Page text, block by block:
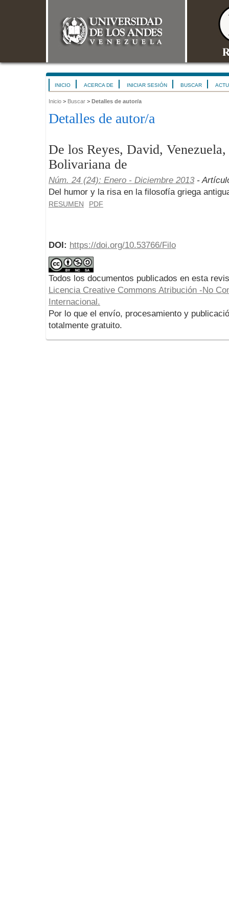
INICIO ACERCA DE INICIAR SESIÓN BUSCAR
Inicio > Buscar > Detalles de autor/a
Detalles de autor/a
De los Reyes, David,
Bolivariana de
Núm. 24 (24): Enero - Diciembre 2013-
Del humor y la risa en la filosofía griega
RESUMEN PDF
DOI: https://doi.org/10.53766/Filo
Todos los documentos publicados en esta
Licencia Creative Commons Atribución -No
Internacional.
Por lo que el envío, procesamiento y
totalmente gratuito.